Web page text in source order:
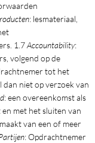
: lesmateriaal,
1.7Accountability:
volgend op de
tot het
niet op verzoek van
: een overeenkomst als
met het sluiten van
van een of meer
: Opdrachtnemer